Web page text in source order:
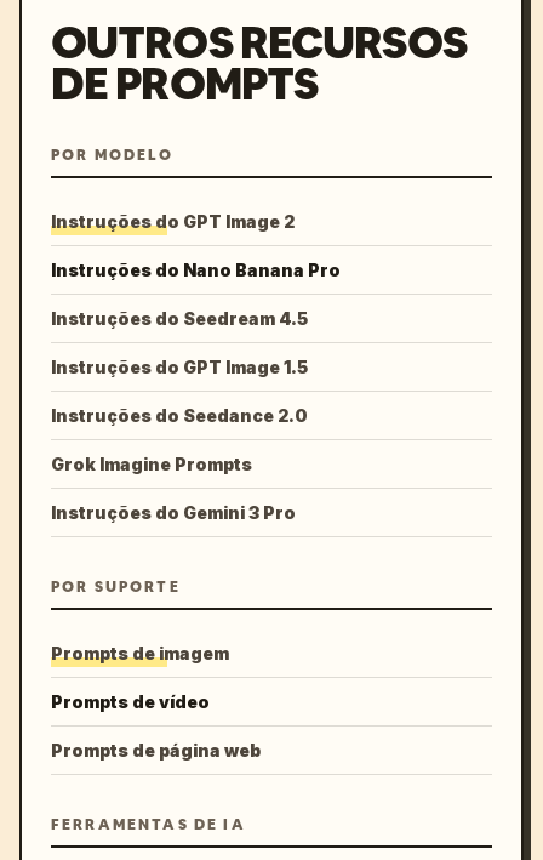
OUTROS RECURSOS
DE PROMPTS
POR MODELO
Instruções do GPT Image 2
Instruções do Nano Banana Pro
Instruções do Seedream 4.5
Instruções do GPT Image 1.5
Instruções do Seedance 2.0
Grok Imagine Prompts
Instruções do Gemini 3 Pro
POR SUPORTE
Prompts de imagem
Prompts de vídeo
Prompts de página web
FERRAMENTAS DE IA